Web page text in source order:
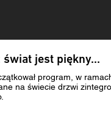
świat jest piękny...
program, w
na świecie drzwi
Ameryka Północna